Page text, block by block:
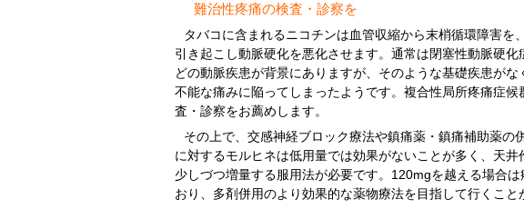
難治性疼痛の検査・診察を
タバコに含まれるニコチンは血管収縮から末梢循環障害を
引き起こし動脈硬化を悪化させます。通常は閉塞性動脈硬
どの動脈疾患が背景にありますが、そのような基礎疾患が
不能な痛みに陥ってしまったようです。複合性局所疼痛症
査・診察をお薦めします。
その上で、交感神経ブロック療法や鎮痛薬・鎮痛補助薬の
に対するモルヒネは低用量では効果がないことが多く、天
少しづつ増量する服用法が必要です。120mgを越える場合
おり、多剤併用のより効果的な薬物療法を目指して行くこと